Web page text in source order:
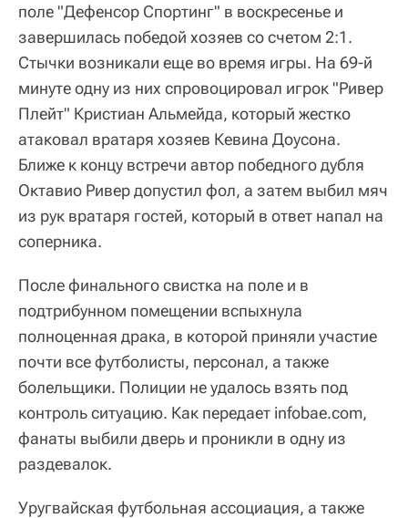
поле "Дефенсор Спортинг" в воскресенье и
завершилась победой хозяев со счетом 2:1.
Стычки возникали еще во время игры. На 69-й
минуте одну из них спровоцировал игрок "Ривер
Плейт" Кристиан Альмейда, который жестко
атаковал вратаря хозяев Кевина Доусона.
Ближе к концу встречи автор победного дубля
Октавио Ривер допустил фол, а затем выбил мяч
из рук вратаря гостей, который в ответ напал на
соперника.
После финального свистка на поле и в
подтрибунном помещении вспыхнула
полноценная драка, в которой приняли участие
почти все футболисты, персонал, а также
болельщики. Полиции не удалось взять под
контроль ситуацию. Как передает infobae.com,
фанаты выбили дверь и проникли в одну из
раздевалок.
Уругвайская футбольная ассоциация, а также